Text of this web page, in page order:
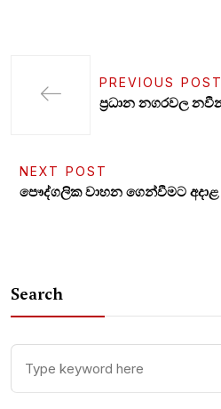
PREVIOUS POST
ප්‍රධාන නගරවල
NEXT POST
පෞද්ගලික වාහන ගෙන්වීමට
Search